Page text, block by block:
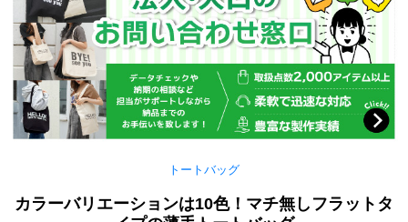
トートバッグ
カラーバリエーションは10色！マチ無しフラットタ